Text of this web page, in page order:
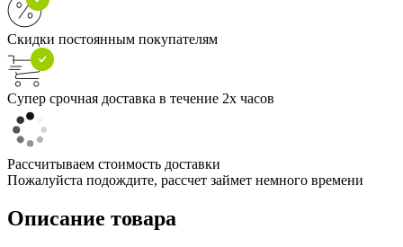
Скидки постоянным покупателям
Супер срочная доставка в течение 2х часов
Рассчитываем стоимость доставки
Пожалуйста подождите, рассчет займет немного времени
Описание товара